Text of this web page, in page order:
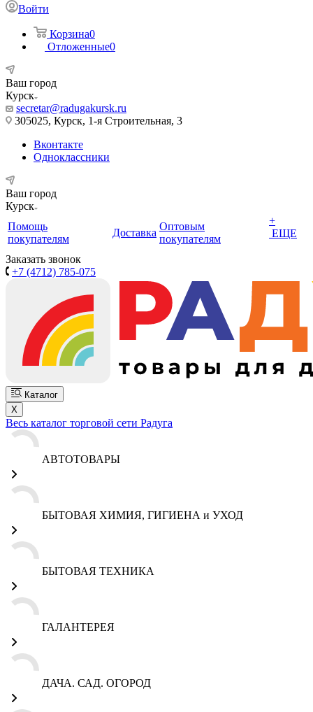
Войти
Корзина0
Отложенные0
Ваш город
Курск
secretar@radugakursk.ru
305025, Курск, 1-я Строительная, 3
Вконтакте
Одноклассники
Ваш город
Курск
Помощь
покупателям
Доставка
Оптовым
покупателям
+
ЕЩЕ
Заказать звонок
+7 (4712) 785-075
Каталог
X
Весь каталог торговой сети Радуга
АВТОТОВАРЫ
БЫТОВАЯ ХИМИЯ, ГИГИЕНА и УХОД
БЫТОВАЯ ТЕХНИКА
ГАЛАНТЕРЕЯ
ДАЧА. САД. ОГОРОД